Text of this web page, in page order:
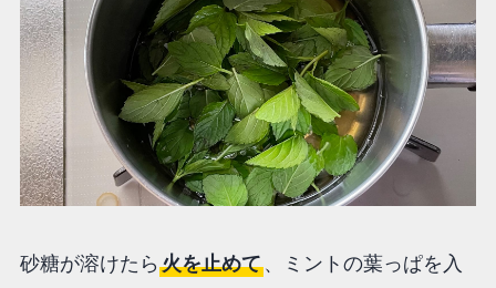
砂糖が溶けたら 火を止めて、ミントの葉っぱを入